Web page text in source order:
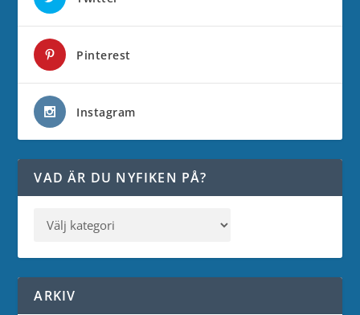
Pinterest
Instagram
VAD ÄR DU NYFIKEN PÅ?
ARKIV